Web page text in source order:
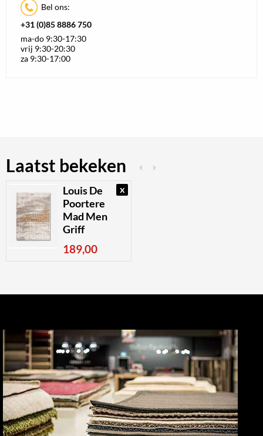
Bel ons:
+31 (0)85 8886 750
ma-do 9:30-17:30
vrij 9:30-20:30
za 9:30-17:00
Laatst bekeken
x
Louis De
Poortere
Mad Men
Griff
189,00